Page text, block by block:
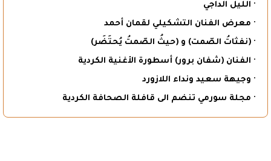
· الليل الداجي
· معرض الفنان التشكيلي لقمان أحمد
· (نفثاتُ الصّمت) و (حيثُ الصّمتُ يُحتَضَر)
· الفنان (شفان برور) أسطورة الأغنية الكردية
· وجيهة سعيد ونداء اللازورد
· مجلة سورمي تنضم الى قافلة الصحافة الكردية